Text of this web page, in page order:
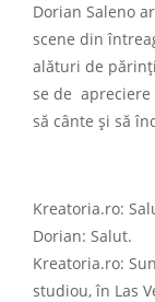
Dorian Saleno
scene din
alături de
se de apreciere
să cânte și să
Kreatoria.ro:
Dorian: Salut.
Kreatoria.ro:
studiou, în Las